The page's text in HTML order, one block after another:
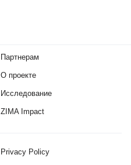
Партнерам
О проекте
Исследование
ZIMA Impact
Privacy Policy